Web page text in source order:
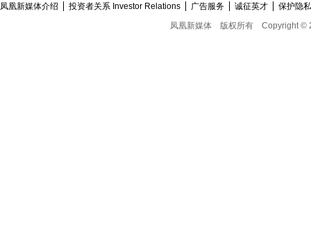
凤凰新媒体介绍 投资者关系 Investor Relations 广告服务 诚征英才
保护隐
凤凰新媒体
版权所有 Copyright ©